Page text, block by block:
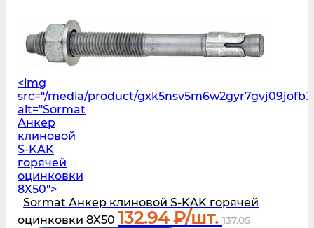
<img
src="/media/product/
alt="Sormat
Анкер
клиновой
S‑KAK
горячей
оцинковки
8X50">
Sormat Анкер клиновой S‑KAK горячей
оцинковки 8X50 132.94₽/шт. 137.05